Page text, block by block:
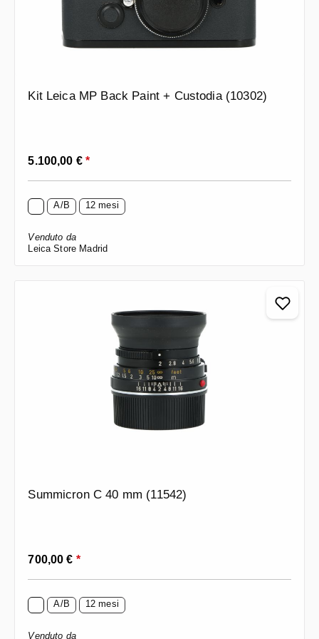
Kit Leica MP Back Paint + Custodia (10302)
Prezzo normale:
5.100,00 €*
A/B 12 mesi
Venduto da
Leica Store Madrid
Summicron C 40 mm (11542)
Prezzo normale:
700,00 € *
A/B 12 mesi
Venduto da